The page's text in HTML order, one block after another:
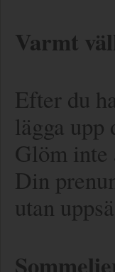
Varmt
Efter du
lägga
Glöm inte
Din
utan